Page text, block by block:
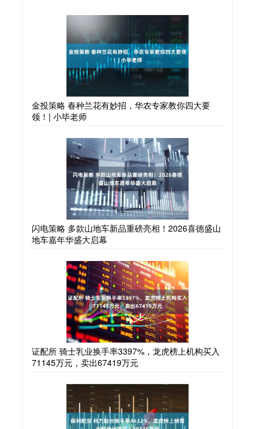
金投策略 春种兰花有妙招，华农专家教你四大要
领！| 小毕老师
闪电策略 多款山地车新品重磅亮相！2026喜德盛山
地车嘉年华盛大启幕
证配所 骑士乳业换手率3397%，龙虎榜上机构买入
71145万元，卖出67419万元